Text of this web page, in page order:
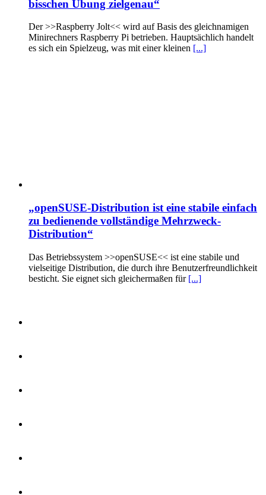
bisschen Übung zielgenau“
Der >>Raspberry Jolt<< wird auf Basis des gleichnamigen
Minirechners Raspberry Pi betrieben. Hauptsächlich handelt
es sich ein Spielzeug, was mit einer kleinen [...]
„openSUSE-Distribution ist eine stabile einfach
zu bedienende vollständige Mehrzweck-
Distribution“
Das Betriebssystem >>openSUSE<< ist eine stabile und
vielseitige Distribution, die durch ihre Benutzerfreundlichkeit
besticht. Sie eignet sich gleichermaßen für [...]